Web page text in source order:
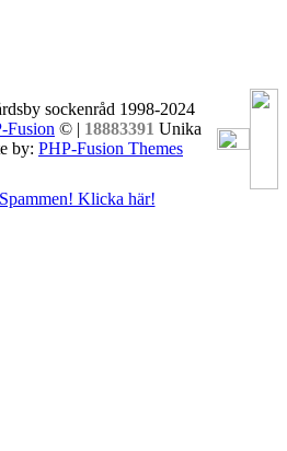
sockenråd 1998-2024
Fusion © | 18883391 Unika
by: PHP-Fusion Themes
Klicka här!